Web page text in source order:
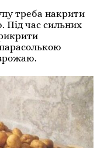
треба накрити
Під час сильних